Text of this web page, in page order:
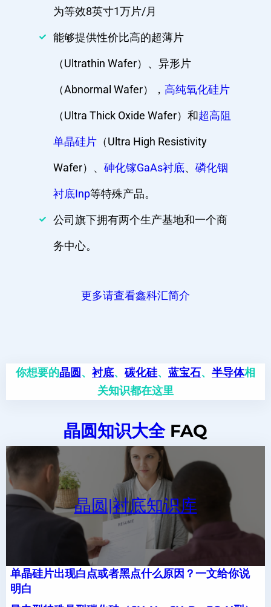
为等效8英寸1万片/月
能够提供性价比高的超薄片
（Ultrathin Wafer）、异形片
（Abnormal Wafer）， 高纯氧化硅片
（Ultra Thick Oxide Wafer）和超高阻
单晶硅片 （Ultra High Resistivity
Wafer）、 砷化镓GaAs衬底、 磷化铟
衬底Inp等特殊产品。
公司旗下拥有两个生产基地和一个商
务中心。
更多请查看鑫科汇简介
你想要的晶圆 、衬底、 碳化硅、 蓝宝石、 半导体相
关知识都在这里
晶圆知识大全FAQ
晶圆|衬底知识库
单晶硅片出现白点或者黑点什么原因？一文给你说
明白